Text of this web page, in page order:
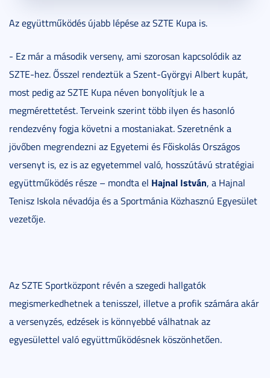
Az együttműködés újabb lépése az SZTE Kupa is.
- Ez már a második verseny, ami szorosan kapcsolódik az
SZTE-hez. Ősszel rendeztük a Szent-Györgyi Albert kupát,
most pedig az SZTE Kupa néven bonyolítjuk le a
megmérettetést. Terveink szerint több ilyen és hasonló
rendezvény fogja követni a mostaniakat. Szeretnénk a
jövőben megrendezni az Egyetemi és Főiskolás Országos
versenyt is, ez is az egyetemmel való, hosszútávú stratégiai
együttműködés része – mondta el Hajnal István, a Hajnal
Tenisz Iskola névadója és a Sportmánia Közhasznú Egyesület
vezetője.
Az SZTE Sportközpont révén a szegedi hallgatók
megismerkedhetnek a tenisszel, illetve a profik számára akár
a versenyzés, edzések is könnyebbé válhatnak az
egyesülettel való együttműködésnek köszönhetően.